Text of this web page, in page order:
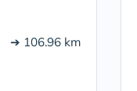
➔ 106.96 km